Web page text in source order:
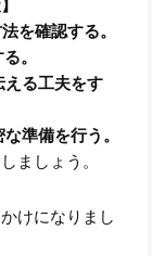
を確認する。
。
る工夫をす
準備を行う。
ましょう。
けになりまし